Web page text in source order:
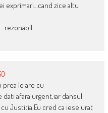
exprimari…cand zice altu
rezonabil.
prea le are cu
afara urgent,iar dansul
Justitia.Eu cred ca iese urat